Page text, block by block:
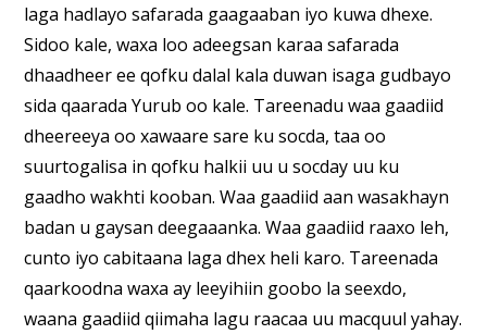
laga hadlayo safarada gaagaaban iyo kuwa dhexe.
Sidoo kale, waxa loo adeegsan karaa safarada
dhaadheer ee qofku dalal kala duwan isaga gudbayo
sida qaarada Yurub oo kale. Tareenadu waa gaadiid
dheereeya oo xawaare sare ku socda, taa oo
suurtogalisa in qofku halkii uu u socday uu ku
gaadho wakhti kooban. Waa gaadiid aan wasakhayn
badan u gaysan deegaaanka. Waa gaadiid raaxo leh,
cunto iyo cabitaana laga dhex heli karo. Tareenada
qaarkoodna waxa ay leeyihiin goobo la seexdo,
waana gaadiid qiimaha lagu raacaa uu macquul yahay.